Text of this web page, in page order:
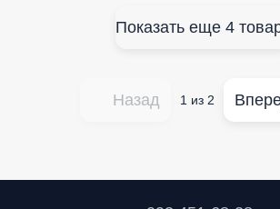
Показать еще 4
Назад 1 из 2